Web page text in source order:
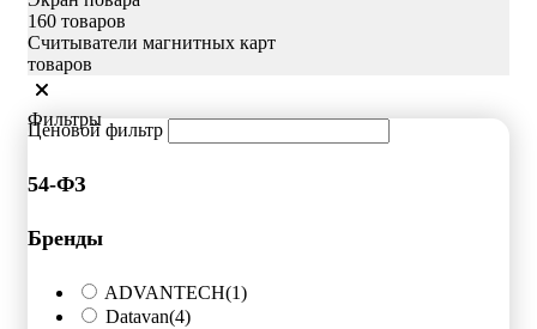
160 товаров
Считыватели магнитных карт
товаров
Фильтры
Ценовой фильтр
54-ФЗ
Бренды
ADVANTECH(1)
Datavan(4)